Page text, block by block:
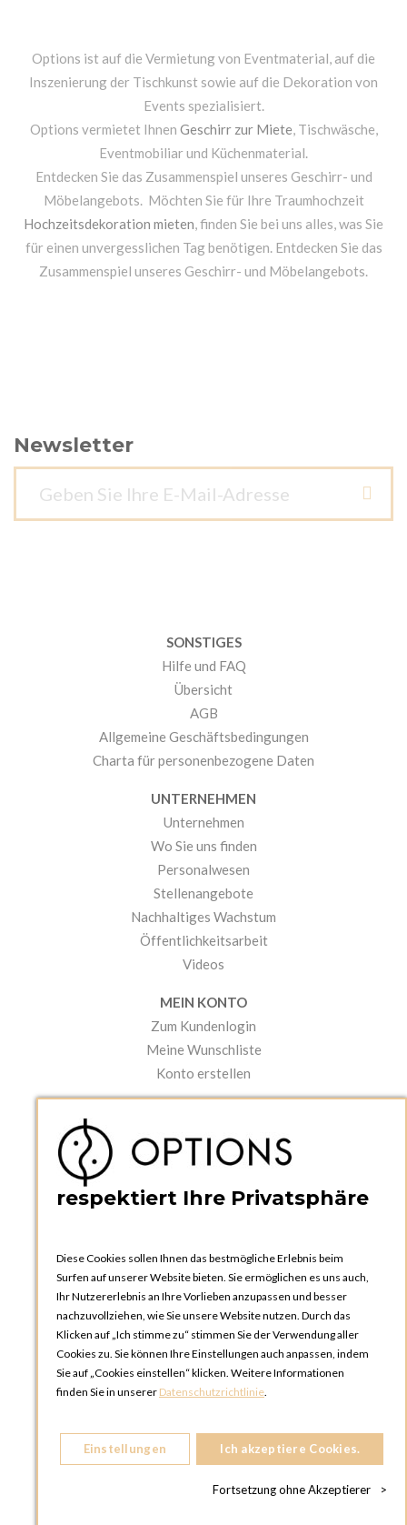
Options ist auf die Vermietung von Eventmaterial, auf die
Inszenierung der Tischkunst sowie auf die Dekoration von
Events spezialisiert.
Options vermietet Ihnen Geschirr zur Miete, Tischwäsche,
Eventmobiliar und Küchenmaterial.
Entdecken Sie das Zusammenspiel unseres Geschirr- und
Möbelangebots. Möchten Sie für Ihre Traumhochzeit
Hochzeitsdekoration mieten, finden Sie bei uns alles, was Sie
für einen unvergesslichen Tag benötigen. Entdecken Sie das
Zusammenspiel unseres Geschirr- und Möbelangebots.
Newsletter
SONSTIGES
Hilfe und FAQ
Übersicht
AGB
Allgemeine Geschäftsbedingungen
Charta für personenbezogene Daten
UNTERNEHMEN
Unternehmen
Wo Sie uns finden
Personalwesen
Stellenangebote
Nachhaltiges Wachstum
Öffentlichkeitsarbeit
Videos
MEIN KONTO
Zum Kundenlogin
Meine Wunschliste
Konto erstellen
Kataloge und Bestellschein
Bedienungsanleitungen
OPTIONS ZÜRICH
Steinackerstrasse 55,
8302 Kloten
SCHWEIZ
OPTIONS GENF
1219 Le Lignon
respektiert Ihre Privatsphäre
Diese Cookies sollen Ihnen das bestmögliche Erlebnis beim
Surfen auf unserer Website bieten. Sie ermöglichen es uns auch,
Ihr Nutzererlebnis an Ihre Vorlieben anzupassen und besser
nachzuvollziehen, wie Sie unsere Website nutzen. Durch das
Klicken auf „Ich stimme zu“ stimmen Sie der Verwendung aller
Cookies zu. Sie können Ihre Einstellungen auch anpassen, indem
Sie auf „Cookies einstellen“ klicken. Weitere Informationen
finden Sie in unserer Datenschutzrichtlinie.
Einstellungen Ich akzeptiere Cookies.
Fortsetzung ohne Akzeptierer >